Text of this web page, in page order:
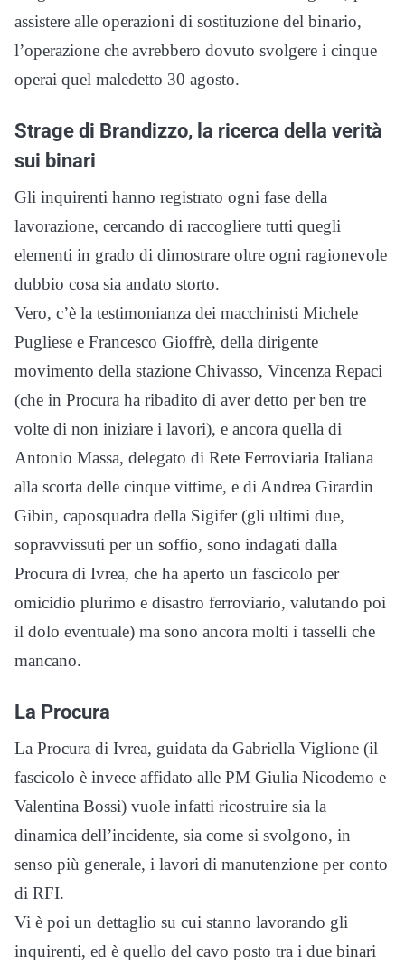
assistere alle operazioni di sostituzione del binario,
l’operazione che avrebbero dovuto svolgere i cinque
operai quel maledetto 30 agosto.
Strage di Brandizzo, la ricerca della verità
sui binari
Gli inquirenti hanno registrato ogni fase della
lavorazione, cercando di raccogliere tutti quegli
elementi in grado di dimostrare oltre ogni ragionevole
dubbio cosa sia andato storto.
Vero, c’è la testimonianza dei macchinisti Michele
Pugliese e Francesco Gioffrè, della dirigente
movimento della stazione Chivasso, Vincenza Repaci
(che in Procura ha ribadito di aver detto per ben tre
volte di non iniziare i lavori), e ancora quella di
Antonio Massa, delegato di Rete Ferroviaria Italiana
alla scorta delle cinque vittime, e di Andrea Girardin
Gibin, caposquadra della Sigifer (gli ultimi due,
sopravvissuti per un soffio, sono indagati dalla
Procura di Ivrea, che ha aperto un fascicolo per
omicidio plurimo e disastro ferroviario, valutando poi
il dolo eventuale) ma sono ancora molti i tasselli che
mancano.
La Procura
La Procura di Ivrea, guidata da Gabriella Viglione (il
fascicolo è invece affidato alle PM Giulia Nicodemo e
Valentina Bossi) vuole infatti ricostruire sia la
dinamica dell’incidente, sia come si svolgono, in
senso più generale, i lavori di manutenzione per conto
di RFI.
Vi è poi un dettaglio su cui stanno lavorando gli
inquirenti, ed è quello del cavo posto tra i due binari